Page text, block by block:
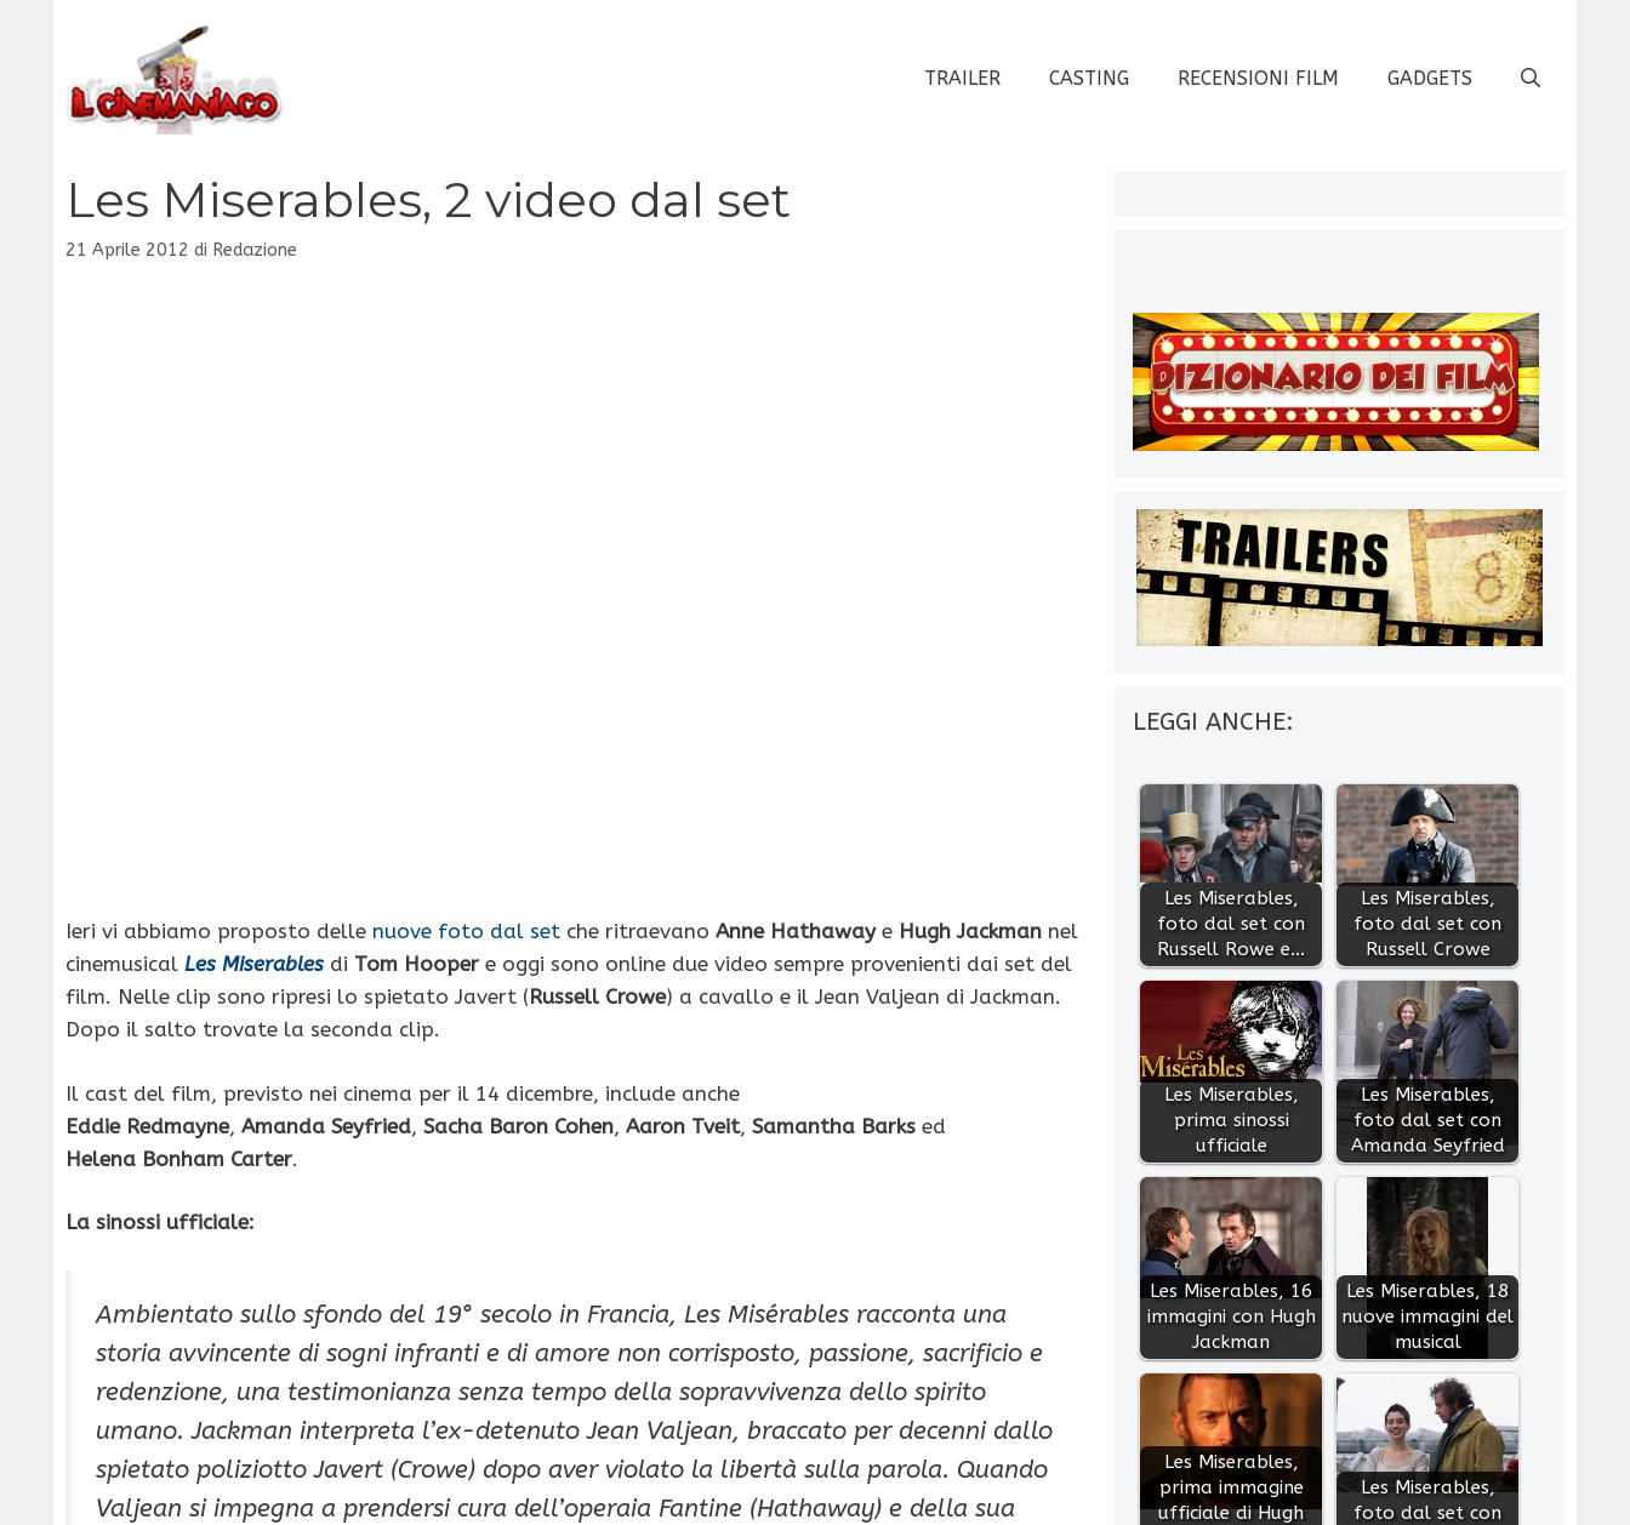
contenuto
TRAILER CASTING RECENSIONI FILM GADGETS
Les Miserables, 2 video dal set
21 Aprile 2012 di Redazione
Ieri vi abbiamo proposto delle nuove foto dal set che ritraevano Anne Hathawaye Hugh Jackman nel
cinemusical Les Miserables di Tom Hooper e oggi sono online due video sempre provenienti dai set del
film. Nelle clip sono ripresi lo spietato Javert (Russell Crowe) a cavallo e il Jean Valjean di Jackman.
Dopo il salto trovate la seconda clip.
Il cast del film, previsto nei cinema per il 14 dicembre, include anche
Eddie Redmayne, Amanda Seyfried, Sacha Baron Cohen, Aaron Tveit, Samantha Barks ed
Helena Bonham Carter.
La sinossi ufficiale:
Ambientato sullo sfondo del 19° secolo in Francia, Les Misérables racconta una
storia avvincente di sogni infranti e di amore non corrisposto, passione, sacrificio e
redenzione, una testimonianza senza tempo della sopravvivenza dello spirito
umano. Jackman interpreta l’ex-detenuto Jean Valjean, braccato per decenni dallo
spietato poliziotto Javert (Crowe) dopo aver violato la libertà sulla parola. Quando
Valjean si impegna a prendersi cura dell’operaia Fantine (Hathaway) e della sua
LEGGI ANCHE:
Les Miserables,
foto dal set con
Russell Rowe e…
Les Miserables,
foto dal set con
Russell Crowe
Les Miserables,
prima sinossi
ufficiale
Les Miserables,
foto dal set con
Amanda Seyfried
Les Miserables, 16
immagini con Hugh
Jackman
Les Miserables, 18
nuove immagini del
musical
Les Miserables,
prima immagine
ufficiale di Hugh
Les Miserables,
foto dal set con